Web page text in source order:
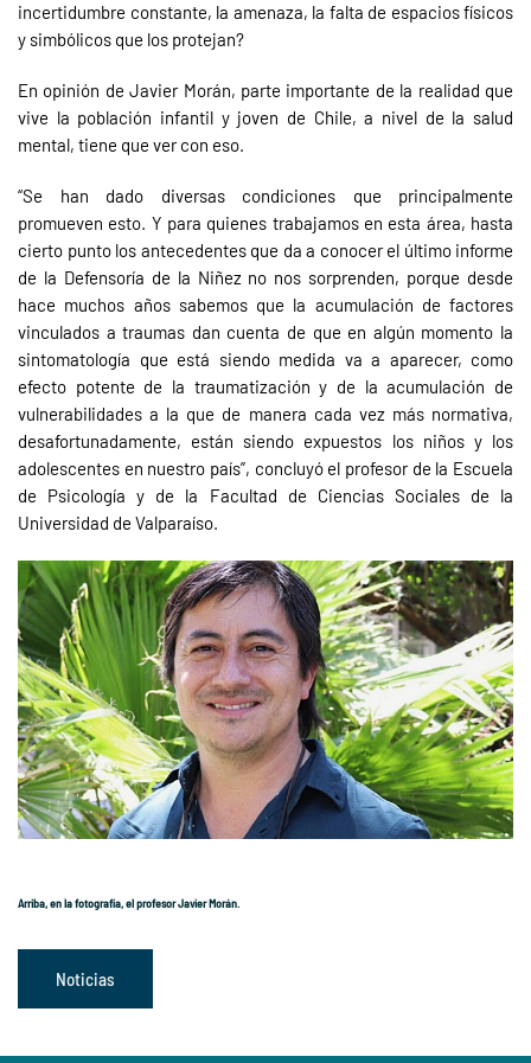
incertidumbre constante, la amenaza, la falta de espacios físicos
y simbólicos que los protejan?
En opinión de Javier Morán, parte importante de la realidad que
vive la población infantil y joven de Chile, a nivel de la salud
mental, tiene que ver con eso.
“Se han dado diversas condiciones que principalmente
promueven esto. Y para quienes trabajamos en esta área, hasta
cierto punto los antecedentes que da a conocer el último informe
de la Defensoría de la Niñez no nos sorprenden, porque desde
hace muchos años sabemos que la acumulación de factores
vinculados a traumas dan cuenta de que en algún momento la
sintomatología que está siendo medida va a aparecer, como
efecto potente de la traumatización y de la acumulación de
vulnerabilidades a la que de manera cada vez más normativa,
desafortunadamente, están siendo expuestos los niños y los
adolescentes en nuestro país”, concluyó el profesor de la Escuela
de Psicología y de la Facultad de Ciencias Sociales de la
Universidad de Valparaíso.
Arriba, en la fotografía, el profesor Javier Morán.
Noticias